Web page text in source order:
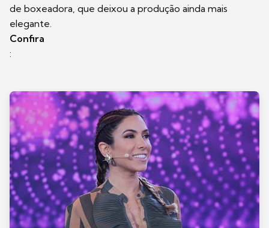
de boxeadora, que deixou a produção ainda mais
elegante.
Confira
: